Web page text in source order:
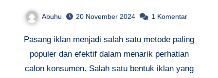
Abuhu 20 November 2024 1 Komentar
Pasang iklan menjadi salah satu metode paling
populer dan efektif dalam menarik perhatian
calon konsumen. Salah satu bentuk iklan yang